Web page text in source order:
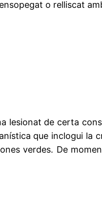
o relliscat
lesionat de certa
que inclogui la
verdes. De